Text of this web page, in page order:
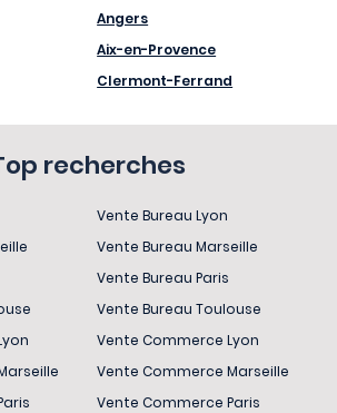
Angers
Aix-en-Provence
Clermont-Ferrand
recherches
Vente Bureau Lyon
Vente Bureau Marseille
Vente Bureau Paris
Vente Bureau Toulouse
Vente Commerce Lyon
Vente Commerce Marseille
Vente Commerce Paris